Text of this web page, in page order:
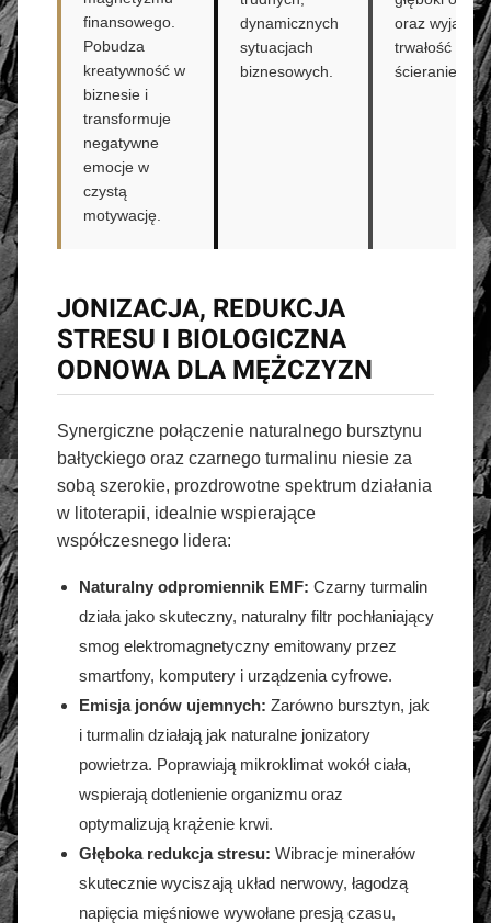
finansowego.
Pobudza
kreatywność w
biznesie i
transformuje
negatywne
emocje w
czystą
motywację.
dynamicznych
sytuacjach
biznesowych.
oraz
trwałość na
ścieranie.
JONIZACJA, REDUKCJA
STRESU I BIOLOGICZNA
ODNOWA DLA MĘŻCZYZN
Synergiczne połączenie naturalnego bursztynu
bałtyckiego oraz czarnego turmalinu niesie za
sobą szerokie, prozdrowotne spektrum działania
w litoterapii, idealnie wspierające
współczesnego lidera:
Naturalny odpromiennik EMF: Czarny turmalin
działa jako skuteczny, naturalny filtr pochłaniający
smog elektromagnetyczny emitowany przez
smartfony, komputery i urządzenia cyfrowe.
Emisja jonów ujemnych: Zarówno bursztyn, jak
i turmalin działają jak naturalne jonizatory
powietrza. Poprawiają mikroklimat wokół ciała,
wspierają dotlenienie organizmu oraz
optymalizują krążenie krwi.
Głęboka redukcja stresu: Wibracje minerałów
skutecznie wyciszają układ nerwowy, łagodzą
napięcia mięśniowe wywołane presją czasu,